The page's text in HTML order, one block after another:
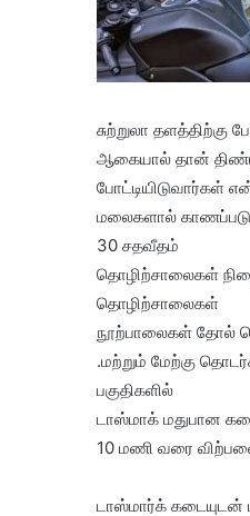
சுற்றுலா
ஆகையால் தான்
போட்டியிடுவார்கள்
மலைகளால்
30 சதவீதம்
தொழிற்சாலைகள்
தொழிற்சாலைகள்
நூற்பாலைகள் தோல்
.மற்றும் மேற்கு
பகுதிகளில்
டாஸ்மாக் மதுபான
10 மணி வரை
டாஸ்மார்க் கடையுடன்